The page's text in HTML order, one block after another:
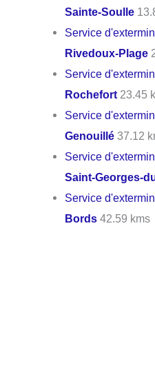
Sainte-Soulle
Service
Rivedoux-Plage
Service
Rochefort 23.45
Service
Genouillé 37.12
Service
Saint-Georges-
Service
Bords 42.59 kms